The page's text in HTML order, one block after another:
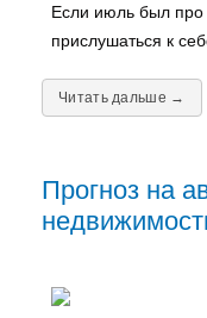
Если июль был про
прислушаться к
Читать дальше →
Прогноз на